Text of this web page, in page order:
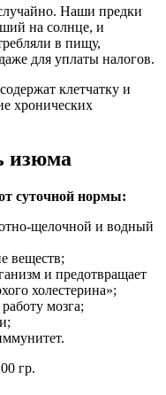
Наши предки
на солнце, и
в пищу,
для уплаты налогов.
клетчатку и
хронических
изюма
суточной нормы:
щелочной и водный
веществ;
и предотвращает
холестерина»;
мозга;
гр.